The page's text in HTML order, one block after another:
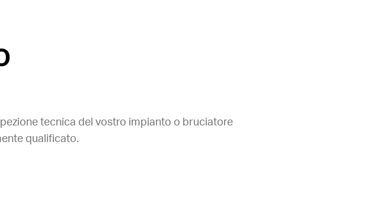
tecnica del vostro impianto o bruciatore
qualificato.